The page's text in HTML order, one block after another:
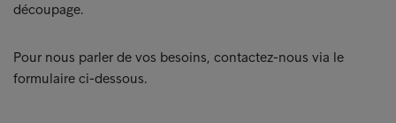
découpage.
Pour nous parler de vos besoins, contactez-nous via le
formulaire ci-dessous.